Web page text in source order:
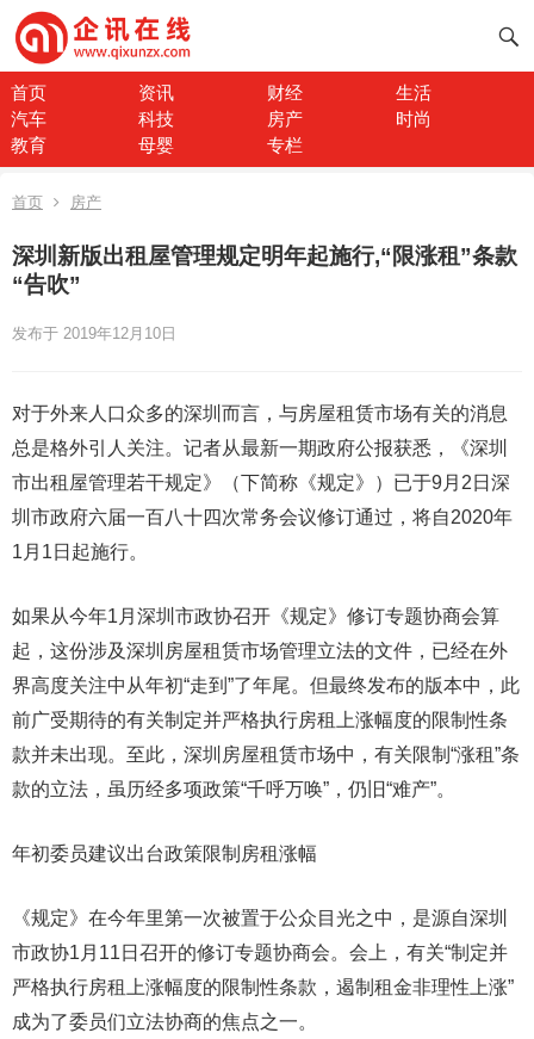
首页 资讯 财经
生活
汽车
科技 房产
时尚
教育
母婴 专栏
首页 房产
深圳新版出租屋管理规定明年起施行,“限涨租”条款
“告吹”
发布于 2019年12月10日
对于外来人口众多的深圳而言，与房屋租赁市场有关的消息
总是格外引人关注。记者从最新一期政府公报获悉，《深圳
市出租屋管理若干规定》（下简称《规定》）已于9月2日深
圳市政府六届一百八十四次常务会议修订通过，将自2020年
1月1日起施行。
如果从今年1月深圳市政协召开《规定》修订专题协商会算
起，这份涉及深圳房屋租赁市场管理立法的文件，已经在外
界高度关注中从年初“走到”了年尾。但最终发布的版本中，此
前广受期待的有关制定并严格执行房租上涨幅度的限制性条
款并未出现。至此，深圳房屋租赁市场中，有关限制“涨租”条
款的立法，虽历经多项政策“千呼万唤”，仍旧“难产”。
年初委员建议出台政策限制房租涨幅
《规定》在今年里第一次被置于公众目光之中，是源自深圳
市政协1月11日召开的修订专题协商会。会上，有关“制定并
严格执行房租上涨幅度的限制性条款，遏制租金非理性上涨”
成为了委员们立法协商的焦点之一。